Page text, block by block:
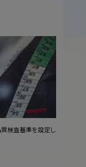
検査基準を設定し